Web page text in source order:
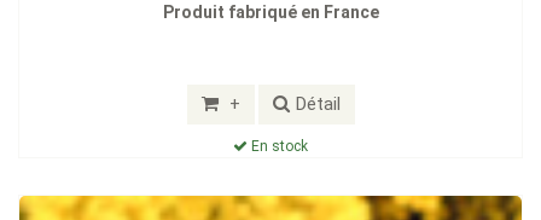
Produit fabriqué en France
+ Détail
En stock